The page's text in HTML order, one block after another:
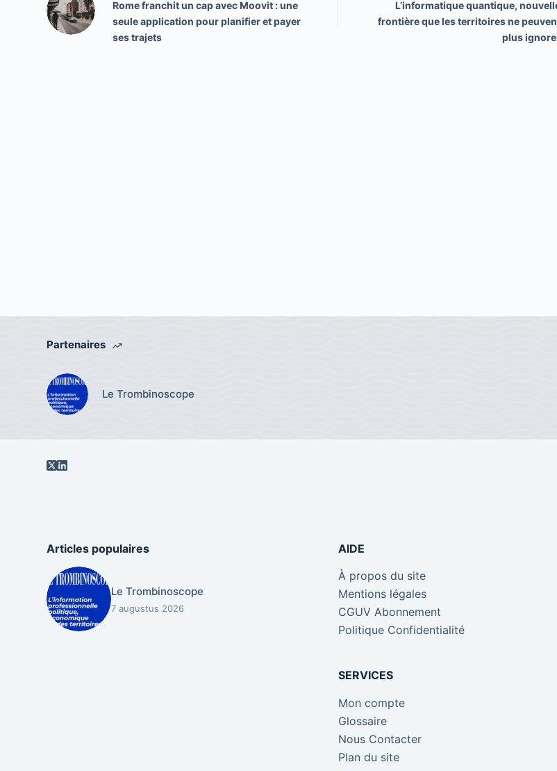
Rome franchit un cap avec Moovit : une
seule application pour planifier et payer
ses trajets
L’informatique quantique,
frontière que les territoires ne
plus
Partenaires
Le Trombinoscope
Articles populaires
Le Trombinoscope
7 augustus 2026
AIDE
À propos du site
Mentions légales
CGUV Abonnement
Politique Confidentialité
SERVICES
Mon compte
Glossaire
Nous Contacter
Plan du site